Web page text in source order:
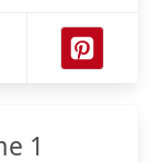
1